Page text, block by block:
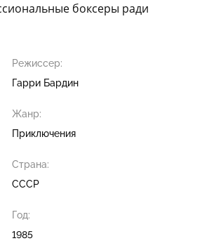
боксеры ради
Режиссер:
Гарри Бардин
Жанр:
Приключения
Страна:
СССР
Год:
1985